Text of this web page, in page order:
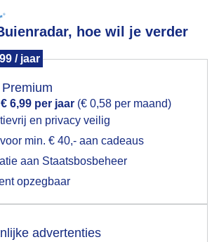
hoe wil je verder
/ jaar
€ 6,99 per jaar (€ 0,58 per maand)
en privacy veilig
min. € 40,- aan cadeaus
aan Staatsbosbeheer
opzegbaar
advertenties
je locatie gebruiken voor het
nog geen akkoord op hebt gegeven,
een pop-up uit je browser waarin
goed, toon de popup